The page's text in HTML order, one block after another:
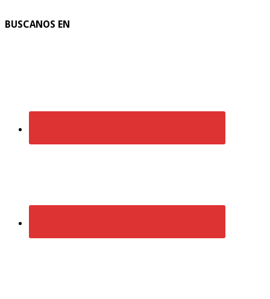
BUSCANOS EN